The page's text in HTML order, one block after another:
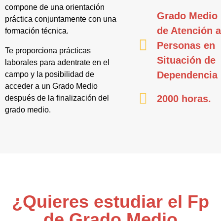
compone de una orientación
práctica conjuntamente con una
formación técnica.
Te proporciona prácticas
laborales para adentrate en el
campo y la posibilidad de
acceder a un Grado Medio
después de la finalización del
grado medio.
Grado Medio
de Atención a
Personas en
Situación de
Dependencia
2000 horas.
¿Quieres estudiar el Fp